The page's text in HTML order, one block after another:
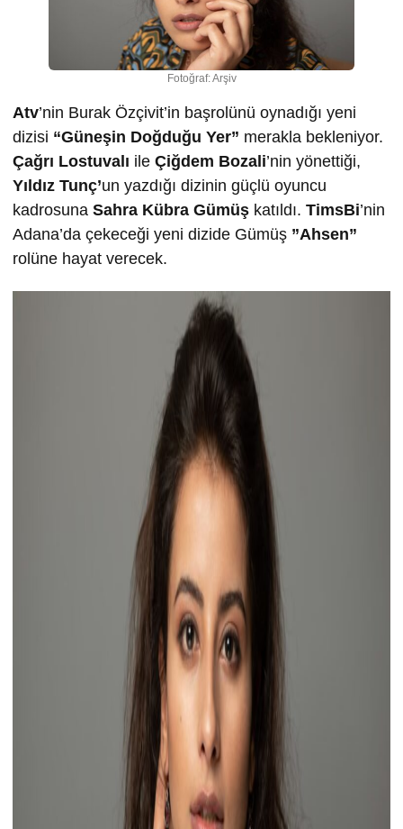
Fotoğraf: Arşiv
Atv’nin Burak Özçivit’in başrolünü oynadığı yeni
dizisi “Güneşin Doğduğu Yer” merakla bekleniyor.
Çağrı Lostuvalı ile Çiğdem Bozali’nin yönettiği,
Yıldız Tunç’un yazdığı dizinin güçlü oyuncu
kadrosuna Sahra Kübra Gümüş katıldı. TimsBi’nin
Adana’da çekeceği yeni dizide Gümüş ”Ahsen”
rolüne hayat verecek.